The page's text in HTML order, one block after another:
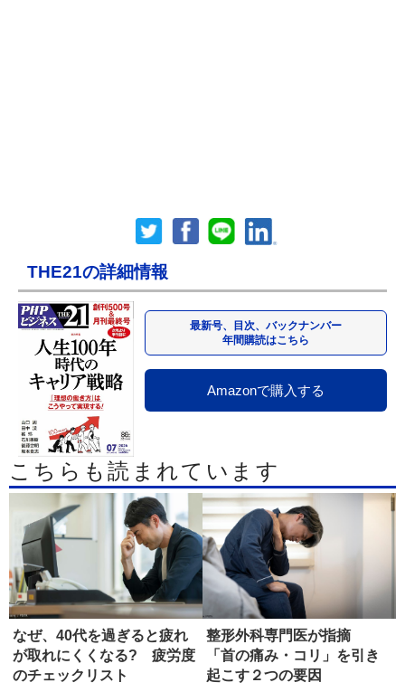
THE21の詳細情報
最新号、目次、バックナンバー
年間購読はこちら
Amazonで購入する
こちらも読まれています
なぜ、40代を過ぎると疲れ
が取れにくくなる? 疲労度
のチェックリスト
整形外科専門医が指摘
「首の痛み・コリ」を引き
起こす２つの要因